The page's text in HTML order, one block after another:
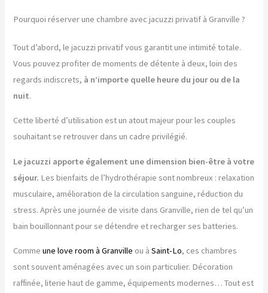
Pourquoi réserver une chambre avec jacuzzi privatif à Granville ?
Tout d’abord, le jacuzzi privatif vous garantit une intimité totale.
Vous pouvez profiter de moments de détente à deux, loin des
regards indiscrets, à n’importe quelle heure du jour ou de la
nuit.
Cette liberté d’utilisation est un atout majeur pour les couples
souhaitant se retrouver dans un cadre privilégié.
Le jacuzzi apporte également une dimension bien-être à votre
séjour. Les bienfaits de l’hydrothérapie sont nombreux : relaxation
musculaire, amélioration de la circulation sanguine, réduction du
stress. Après une journée de visite dans Granville, rien de tel qu’un
bain bouillonnant pour se détendre et recharger ses batteries.
Comme une love room à Granville ou àSaint-Lo, ces chambres
sont souvent aménagées avec un soin particulier. Décoration
raffinée, literie haut de gamme, équipements modernes… Tout est